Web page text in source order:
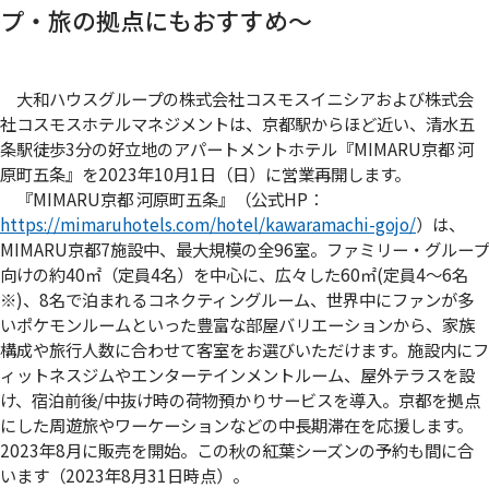
プ・旅の拠点にもおすすめ～
大和ハウスグループの株式会社コスモスイニシアおよび株式会
社コスモスホテルマネジメントは、京都駅からほど近い、清水五
条駅徒歩3分の好立地のアパートメントホテル『MIMARU京都 河
原町五条』を2023年10月1日（日）に営業再開します。
『MIMARU京都 河原町五条』（公式HP：
https://mimaruhotels.com/hotel/kawaramachi-gojo/）は、
MIMARU京都7施設中、最大規模の全96室。ファミリー・グループ
向けの約40㎡（定員4名）を中心に、広々した60㎡(定員4〜6名
※)、8名で泊まれるコネクティングルーム、世界中にファンが多
いポケモンルームといった豊富な部屋バリエーションから、家族
構成や旅行人数に合わせて客室をお選びいただけます。施設内にフ
ィットネスジムやエンターテインメントルーム、屋外テラスを設
け、宿泊前後/中抜け時の荷物預かりサービスを導入。京都を拠点
にした周遊旅やワーケーションなどの中長期滞在を応援します。
2023年8月に販売を開始。この秋の紅葉シーズンの予約も間に合
います（2023年8月31日時点）。